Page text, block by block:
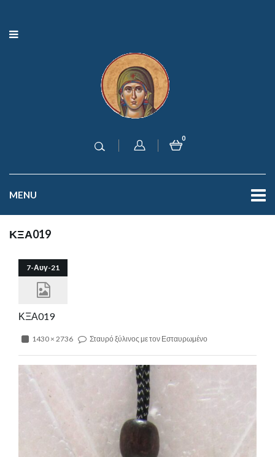
0
MENU
ΚΞΑ019
7-Αυγ-21
ΚΞΑ019
1430 × 2736 Σταυρό ξύλινος με τον Εσταυρωμένο